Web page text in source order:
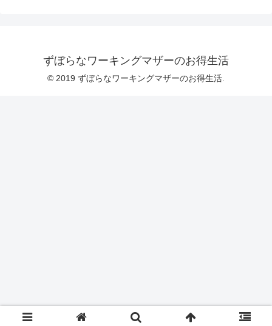
ずぼらなワーキングマザーのお得生活
© 2019 ずぼらなワーキングマザーのお得生活.